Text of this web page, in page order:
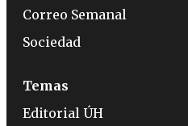
Correo Semanal
Sociedad
Temas
Editorial ÚH